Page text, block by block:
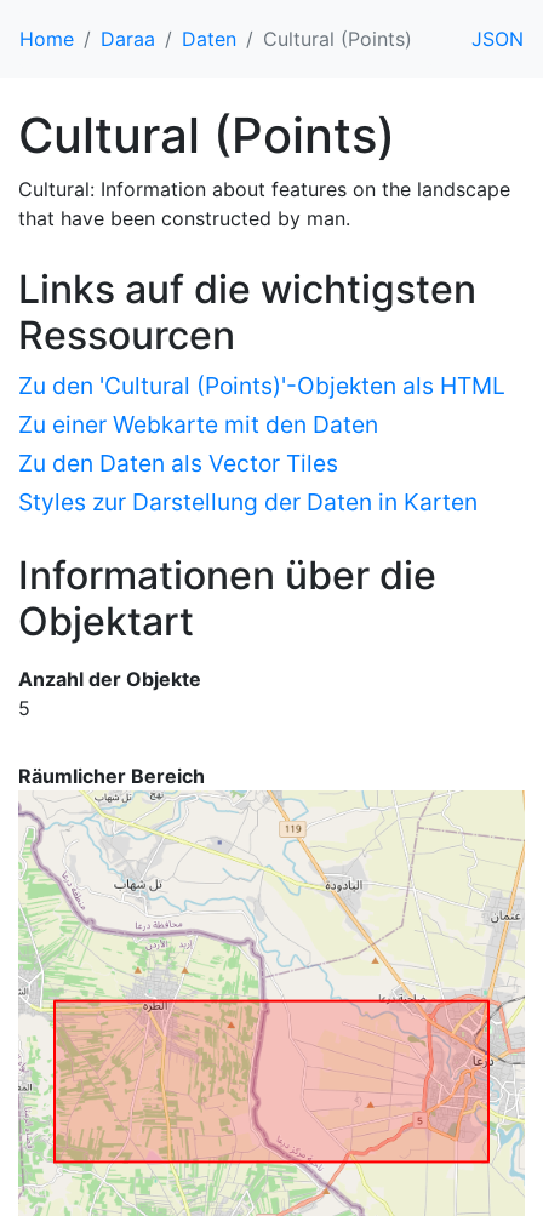
Home Daraa Daten Cultural (Points) JSON
Cultural (Points)
Cultural: Information about features on the landscape
that have been constructed by man.
Links auf die wichtigsten
Ressourcen
Zu den 'Cultural (Points)'-Objekten als HTML
Zu einer Webkarte mit den Daten
Zu den Daten als Vector Tiles
Styles zur Darstellung der Daten in Karten
Informationen über die
Objektart
Anzahl der Objekte
5
Räumlicher Bereich